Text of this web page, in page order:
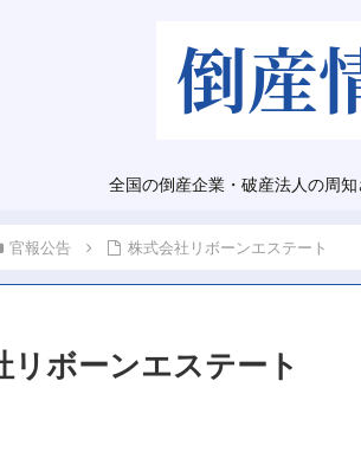
全国の倒産企業・破産法人の周
官報公告 株式会社リボーンエステート
リボーンエステート